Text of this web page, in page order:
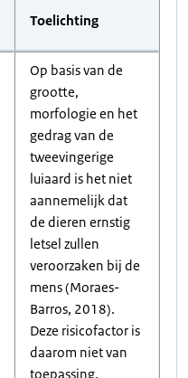
Toelichting
Op basis van de
grootte,
morfologie en het
gedrag van de
tweevingerige
luiaard is het niet
aannemelijk dat
de dieren ernstig
letsel zullen
veroorzaken bij de
mens (Moraes-
Barros, 2018).
Deze risicofactor is
daarom niet van
toepassing.